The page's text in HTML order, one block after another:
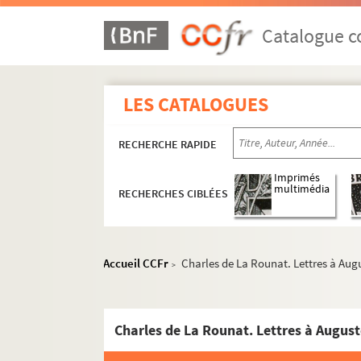
Catalogue
LES CATALOGUES
RECHERCHE RAPIDE
RECHERCHES CIBLÉES
Imprimés
multimédia
Accueil CCFr > Charles de La Rounat. Lettres à
Charles de La Rounat. Lettres à
Lettres à Auguste Vacquerie
4-MS-4097. A
4-MS-4101. E-F
4-MS-4102. G